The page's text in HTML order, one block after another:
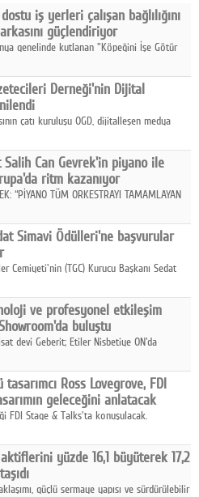
iş yerleri çalışan bağlılığını
güçlendiriyor
genelinde kutlanan "Köpeğini İşe Götür
iyi olma hali ve işveren markası üzerindeki
Derneği'nin Dijital
çatı kuruluşu OGD, dijitalleşen medya
ve sosyal medya kanallarını yeniledi.
Can Gevrek'in piyano ile
ritm kazanıyor
“PİYANO TÜM ORKESTRAYI TAMAMLAYAN
Simavi Ödülleri'ne başvurular
Cemiyeti'nin (TGC) Kurucu Başkanı Sedat
ve profesyonel etkileşim
buluştu
devi Geberit; Etiler Nisbetiye ON'da
davete ev sahipliği yaptı.
Ross Lovegrove, FDI
geleceğini anlatacak
FDI Stage & Talks'ta konuşulacak.
yüzde 16,1 büyüterek 17,2
güçlü sermaye yapısı ve sürdürülebilir